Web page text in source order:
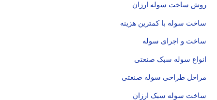
روش ساخت سوله ارزان
ساخت سوله با کمترین هزینه
ساخت و اجرای سوله
انواع سوله سبک صنعتی
مراحل طراحی سوله صنعتی
ساخت سوله سبک ارزان